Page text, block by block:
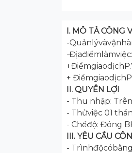
I. MÔ TẢ CÔNG
-
-Địađiểmlàmviệc:
+
II. QUYỀN LỢI
- Thu nhập:
- Thửviệc 01
- Chếđộ: Đóng
III. YÊU CẦU
-